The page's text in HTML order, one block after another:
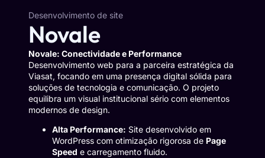
Desenvolvimento de site
Novale
Novale: Conectividade e Performance
Desenvolvimento web para a parceira estratégica da
Viasat, focando em uma presença digital sólida para
soluções de tecnologia e comunicação. O projeto
equilibra um visual institucional sério com elementos
modernos de design.
Alta Performance: Site desenvolvido em
WordPress com otimização rigorosa de Page
Speed e carregamento fluido.